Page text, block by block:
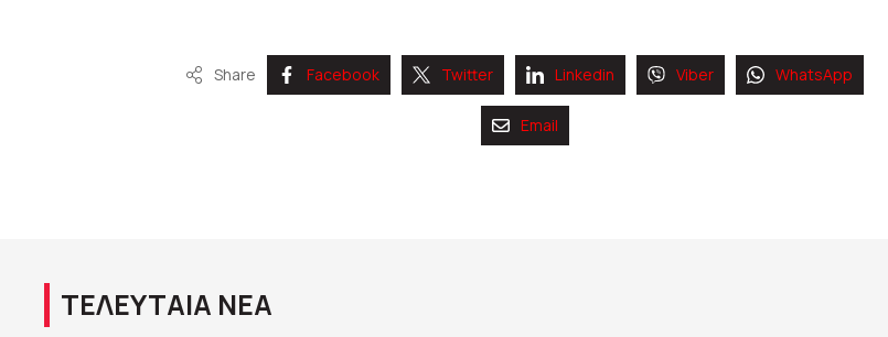
Share Facebook Twitter Linkedin Viber WhatsApp
Email
ΤΕΛΕΥΤΑΙΑ ΝΕΑ